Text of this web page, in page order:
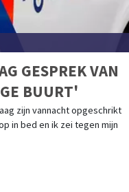
GESPREK VAN
BUURT'
zijn vannacht opgeschrikt
in bed en ik zei tegen mijn